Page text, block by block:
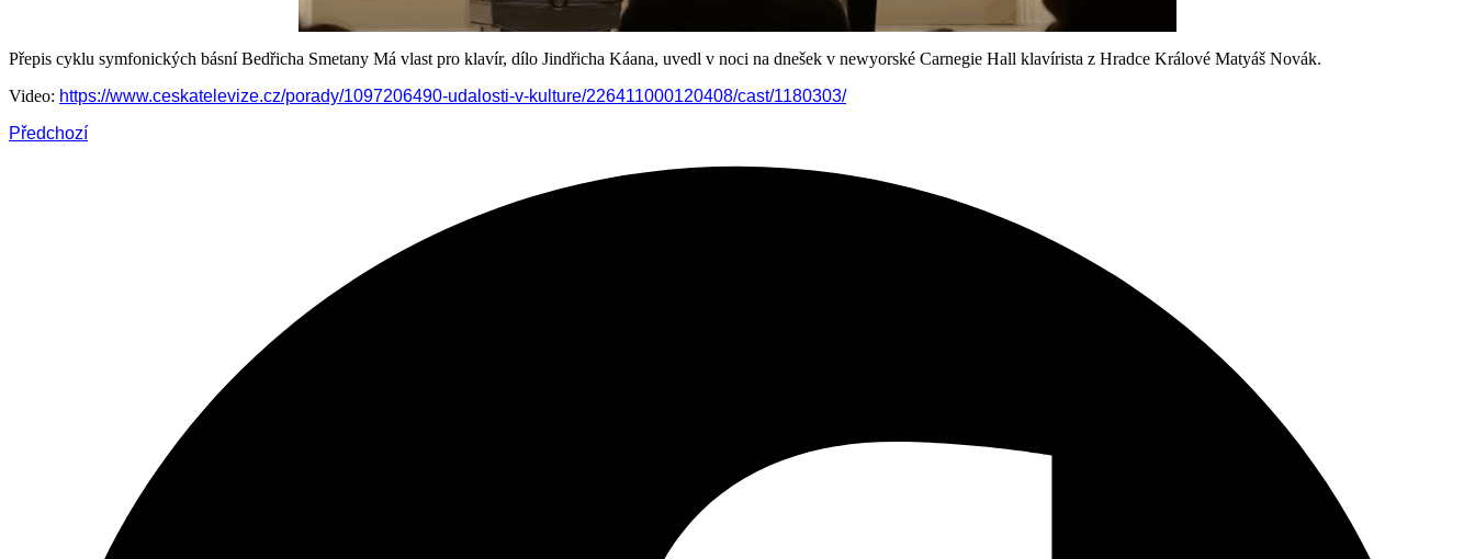
Přepis cyklu symfonických básní Bedřicha Smetany Má vlast pro klavír, dílo Jindřicha Káana, uvedl v noci na dnešek v newyorské Carnegie Hall klavírista z Hradce Králové Matyáš Novák.
Video: https://www.ceskatelevize.cz/porady/1097206490-udalosti-v-kulture/226411000120408/cast/1180303/
Předchozí